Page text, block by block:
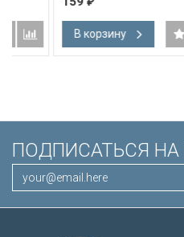
В корзину
ПОДПИСАТЬСЯ